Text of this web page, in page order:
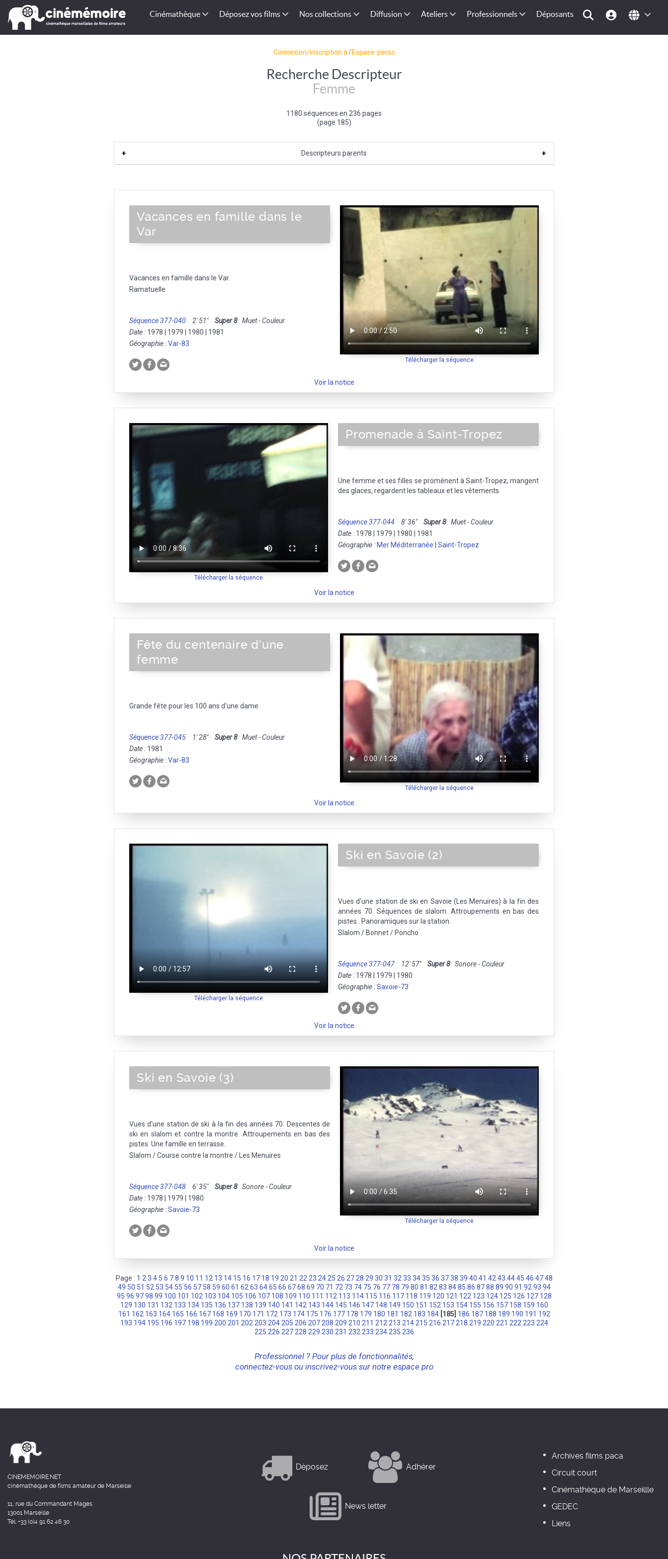
Cinémathèque Déposez vos films Nos collections Diffusion Ateliers Professionnels Déposants
Connexion/inscription à l'Espace-perso
Recherche Descripteur
Femme
1180 séquences en 236 pages
(page 185)
Descripteurs parents
Télécharger la séquence
Vacances en famille dans le
Var
Vacances en famille dans le Var.
Ramatuelle
Séquence 377-040 2' 51'' Super 8 Muet - Couleur
Date : 1978 | 1979 | 1980 | 1981
Géographie :Var-83
Voir la notice
Télécharger la séquence
Promenade à Saint-Tropez
Une femme et ses filles se promènent à Saint-Tropez, mangent
des glaces, regardent les tableaux et les vêtements.
Séquence 377-044 8' 36'' Super 8 Muet - Couleur
Date : 1978 | 1979 | 1980 | 1981
Géographie : Mer Méditerranée Saint-Tropez
Voir la notice
Télécharger la séquence
Fête du centenaire d'une
femme
Grande fête pour les 100 ans d'une dame.
Séquence 377-045 1' 28'' Super 8 Muet - Couleur
Date : 1981
Géographie :Var-83
Voir la notice
Télécharger la séquence
Ski en Savoie (2)
Vues d'une station de ski en Savoie (Les Menuires) à la fin des
années 70. Séquences de slalom. Attroupements en bas des
pistes . Panoramiques sur la station.
Slalom / Bonnet / Poncho
Séquence 377-047 12' 57'' Super 8 Sonore - Couleur
Date : 1978 | 1979 | 1980
Géographie :Savoie-73
Voir la notice
Télécharger la séquence
Ski en Savoie (3)
Vues d'une station de ski à la fin des années 70. Descentes de
ski en slalom et contre la montre. Attroupements en bas des
pistes. Une famille en terrasse.
Slalom / Course contre la montre / Les Menuires
Séquence 377-048 6' 35'' Super 8 Sonore - Couleur
Date : 1978 | 1979 | 1980
Géographie :Savoie-73
Voir la notice
Page : 1 2 3 4 5 6 7 8 9 10 11 12 13 14 15 16 17 18 19 20 21 22 23 24 25 26 27 28 29 30 31 32 33 34 35 36 37 38 39 40 41 42 43 44 45 46 47 48
49 50 51 52 53 54 55 56 57 58 59 60 61 62 63 64 65 66 67 68 69 70 71 72 73 74 75 76 77 78 79 80 81 82 83 84 85 86 87 88 89 90 91 92 93 94
95 96 97 98 99 100 101 102 103 104 105 106 107 108 109 110 111 112 113 114 115 116 117 118 119 120 121 122 123 124 125 126 127 128
129 130 131 132 133 134 135 136 137 138 139 140 141 142 143 144 145 146 147 148 149 150 151 152 153 154 155 156 157 158 159 160
161 162 163 164 165 166 167 168 169 170 171 172 173 174 175 176 177 178 179 180 181 182 183 184 [185] 186 187 188 189 190 191 192
193 194 195 196 197 198 199 200 201 202 203 204 205 206 207 208 209 210 211 212 213 214 215 216 217 218 219 220 221 222 223 224
225 226 227 228 229 230 231 232 233 234 235 236
Professionnel ? Pour plus de fonctionnalités,
connectez-vous ou inscrivez-vous sur notre espace pro
CINEMEMOIRE.NET
cinémathèque de films amateur de Marseille
11, rue du Commandant Mages
13001 Marseille
Tél: +33 (0)4 91 62 46 30
Déposez Adhérer
News letter
Archives films paca
Circuit court
Cinémathèque de Marseillle
GEDEC
Liens